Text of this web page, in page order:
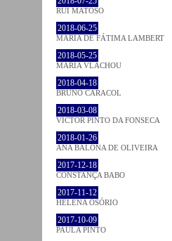
RUI MATOSO
2018-06-25
MARIA DE FÁTIMA LAMBERT
2018-05-25
MARIA VLACHOU
2018-04-18
BRUNO CARACOL
2018-03-08
VICTOR PINTO DA FONSECA
2018-01-26
ANA BALONA DE OLIVEIRA
2017-12-18
CONSTANÇA BABO
2017-11-12
HELENA OSÓRIO
2017-10-09
PAULA PINTO